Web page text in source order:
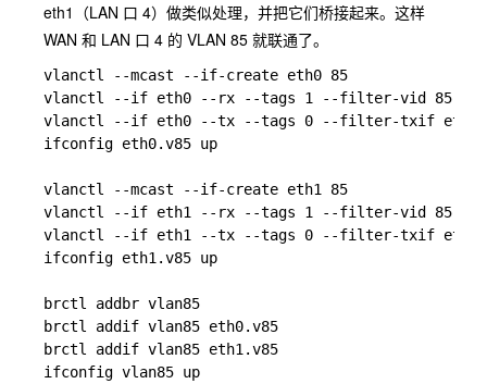
eth1（LAN 口 4）做类似处理，并把它们桥接起来。这样
WAN 和 LAN 口 4 的 VLAN 85 就联通了。
vlanctl --mcast --if-create eth0 85
vlanctl --if eth0 --rx --tags 1 --filter-vid 85 0 --
vlanctl --if eth0 --tx --tags 0 --filter-txif
ifconfig eth0.v85 up
vlanctl --mcast --if-create eth1 85
vlanctl --if eth1 --rx --tags 1 --filter-vid 85 0 --
vlanctl --if eth1 --tx --tags 0 --filter-txif
ifconfig eth1.v85 up
brctl addbr vlan85
brctl addif vlan85 eth0.v85
brctl addif vlan85 eth1.v85